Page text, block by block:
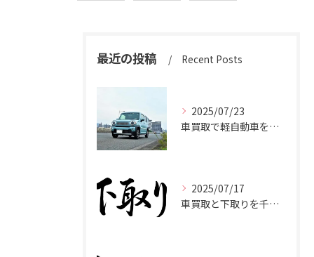
最近の投稿 Recent Posts
2025/07/23
車買取で軽自動車を千葉県市原市で高く売るための相場と査定ポイント
2025/07/17
車買取と下取りを千葉県市原市で賢く使い分けて高く売るコツ